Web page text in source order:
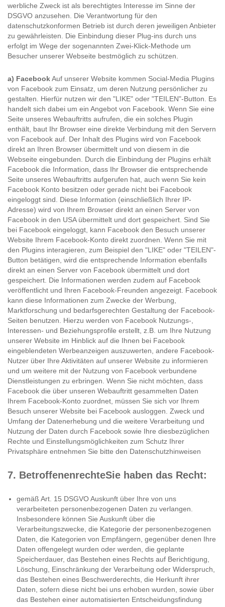
werbliche Zweck ist als berechtigtes Interesse im Sinne der
DSGVO anzusehen. Die Verantwortung für den
datenschutzkonformen Betrieb ist durch deren jeweiligen Anbieter
zu gewährleisten. Die Einbindung dieser Plug-ins durch uns
erfolgt im Wege der sogenannten Zwei-Klick-Methode um
Besucher unserer Webseite bestmöglich zu schützen.
a) FacebookAuf unserer Website kommen Social-Media Plugins
von Facebook zum Einsatz, um deren Nutzung persönlicher zu
gestalten. Hierfür nutzen wir den "LIKE" oder "TEILEN"-Button. Es
handelt sich dabei um ein Angebot von Facebook. Wenn Sie eine
Seite unseres Webauftritts aufrufen, die ein solches Plugin
enthält, baut Ihr Browser eine direkte Verbindung mit den Servern
von Facebook auf. Der Inhalt des Plugins wird von Facebook
direkt an Ihren Browser übermittelt und von diesem in die
Webseite eingebunden. Durch die Einbindung der Plugins erhält
Facebook die Information, dass Ihr Browser die entsprechende
Seite unseres Webauftritts aufgerufen hat, auch wenn Sie kein
Facebook Konto besitzen oder gerade nicht bei Facebook
eingeloggt sind. Diese Information (einschließlich Ihrer IP-
Adresse) wird von Ihrem Browser direkt an einen Server von
Facebook in den USA übermittelt und dort gespeichert. Sind Sie
bei Facebook eingeloggt, kann Facebook den Besuch unserer
Website Ihrem Facebook-Konto direkt zuordnen. Wenn Sie mit
den Plugins interagieren, zum Beispiel den "LIKE" oder "TEILEN"-
Button betätigen, wird die entsprechende Information ebenfalls
direkt an einen Server von Facebook übermittelt und dort
gespeichert. Die Informationen werden zudem auf Facebook
veröffentlicht und Ihren Facebook-Freunden angezeigt. Facebook
kann diese Informationen zum Zwecke der Werbung,
Marktforschung und bedarfsgerechten Gestaltung der Facebook-
Seiten benutzen. Hierzu werden von Facebook Nutzungs-,
Interessen- und Beziehungsprofile erstellt, z.B. um Ihre Nutzung
unserer Website im Hinblick auf die Ihnen bei Facebook
eingeblendeten Werbeanzeigen auszuwerten, andere Facebook-
Nutzer über Ihre Aktivitäten auf unserer Website zu informieren
und um weitere mit der Nutzung von Facebook verbundene
Dienstleistungen zu erbringen. Wenn Sie nicht möchten, dass
Facebook die über unseren Webauftritt gesammelten Daten
Ihrem Facebook-Konto zuordnet, müssen Sie sich vor Ihrem
Besuch unserer Website bei Facebook ausloggen. Zweck und
Umfang der Datenerhebung und die weitere Verarbeitung und
Nutzung der Daten durch Facebook sowie Ihre diesbezüglichen
Rechte und Einstellungsmöglichkeiten zum Schutz Ihrer
Privatsphäre entnehmen Sie bitte den Datenschutzhinweisen
7. BetroffenenrechteSie haben das Recht:
gemäß Art. 15 DSGVO Auskunft über Ihre von uns
verarbeiteten personenbezogenen Daten zu verlangen.
Insbesondere können Sie Auskunft über die
Verarbeitungszwecke, die Kategorie der personenbezogenen
Daten, die Kategorien von Empfängern, gegenüber denen Ihre
Daten offengelegt wurden oder werden, die geplante
Speicherdauer, das Bestehen eines Rechts auf Berichtigung,
Löschung, Einschränkung der Verarbeitung oder Widerspruch,
das Bestehen eines Beschwerderechts, die Herkunft ihrer
Daten, sofern diese nicht bei uns erhoben wurden, sowie über
das Bestehen einer automatisierten Entscheidungsfindung